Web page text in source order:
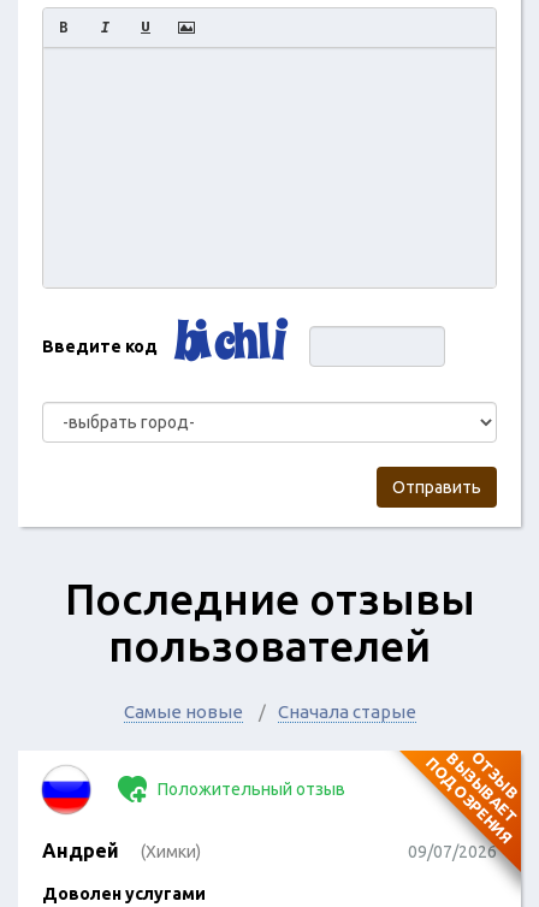
Введите код
Отправить
Последние отзывы
пользователей
Самые новые Сначала старые
О
Т
З
Ы
В
В
Ы
З
Ы
В
А
Е
Т
П
О
Д
О
З
Р
Е
Н
И
Я
Положительный отзыв
Андрей (Химки) 09/07/2026
Доволен услугами